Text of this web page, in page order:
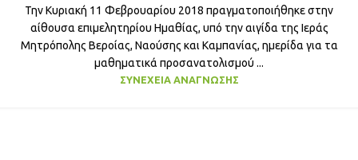
Την Κυριακή 11 Φεβρουαρίου 2018 πραγματοποιήθηκε στην
αίθουσα επιμελητηρίου Ημαθίας, υπό την αιγίδα της Ιεράς
Μητρόπολης Βεροίας, Ναούσης και Καμπανίας, ημερίδα για τα
μαθηματικά προσανατολισμού ...
ΣΥΝΈΧΕΙΑ ΑΝΆΓΝΩΣΗΣ